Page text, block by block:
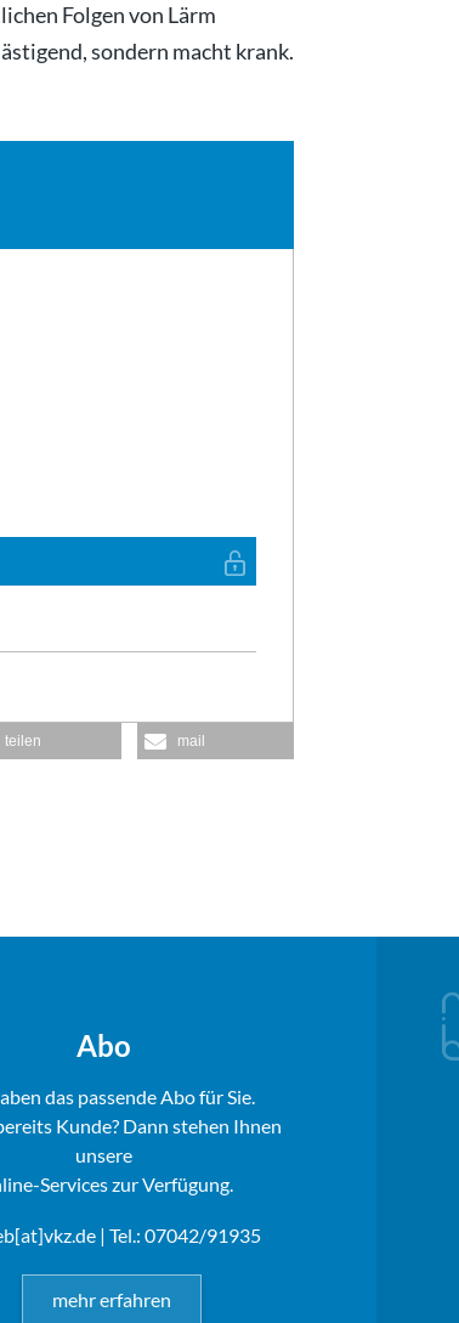
Folgen von Lärm
sondern macht krank.
teilen mail
Abo
das passende Abo für Sie.
Kunde? Dann stehen Ihnen
unsere
Services zur Verfügung.
| Tel.: 07042/91935
mehr erfahren